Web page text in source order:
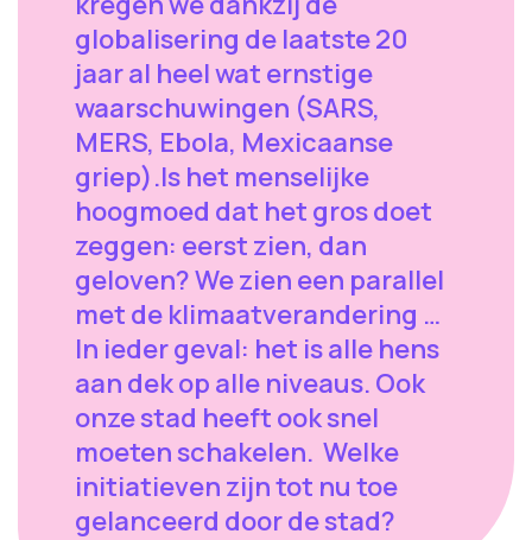
globalisering de laatste 20
jaar al heel wat ernstige
waarschuwingen (SARS,
MERS, Ebola, Mexicaanse
griep).Is het menselijke
hoogmoed dat het gros doet
zeggen: eerst zien, dan
geloven? We zien een parallel
met de klimaatverandering …
In ieder geval: het is alle hens
aan dek op alle niveaus. Ook
onze stad heeft ook snel
moeten schakelen. Welke
initiatieven zijn tot nu toe
gelanceerd door de stad?